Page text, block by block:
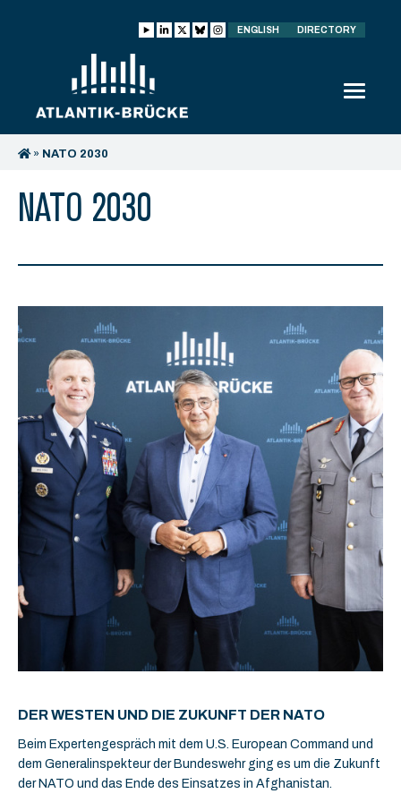
ENGLISH DIRECTORY
» NATO 2030
NATO 2030
DER WESTEN UND DIE ZUKUNFT DER NATO
Beim Expertengespräch mit dem U.S. European Command und
dem Generalinspekteur der Bundeswehr ging es um die Zukunft
der NATO und das Ende des Einsatzes in Afghanistan.